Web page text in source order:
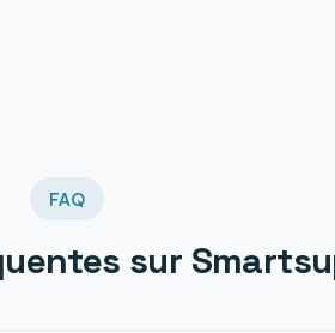
FAQ
sur